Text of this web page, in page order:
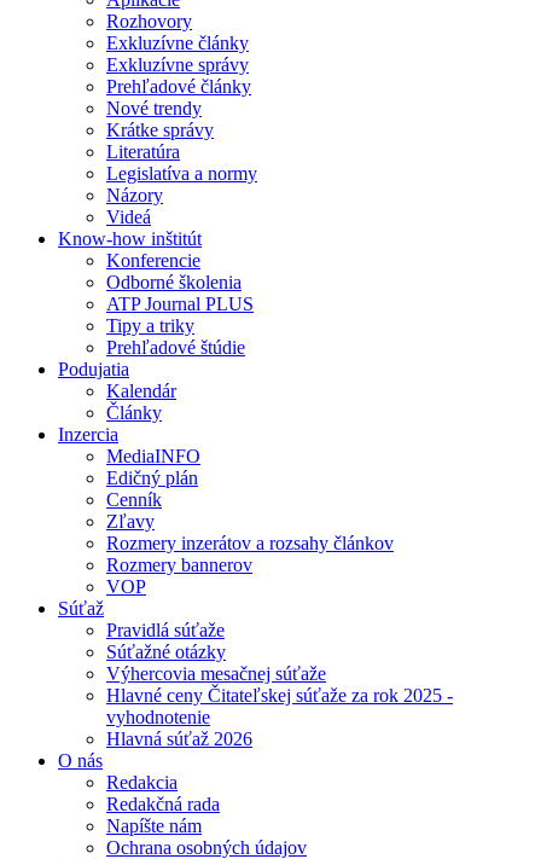
Rozhovory
Exkluzívne články
Exkluzívne správy
Prehľadové články
Nové trendy
Krátke správy
Literatúra
Legislatíva a normy
Názory
Videá
Know-how inštitút
Konferencie
Odborné školenia
ATP Journal PLUS
Tipy a triky
Prehľadové štúdie
Podujatia
Kalendár
Články
Inzercia
MediaINFO
Edičný plán
Cenník
Zľavy
Rozmery inzerátov a rozsahy článkov
Rozmery bannerov
VOP
Súťaž
Pravidlá súťaže
Súťažné otázky
Výhercovia mesačnej súťaže
Hlavné ceny Čitateľskej súťaže za rok 2025 -
vyhodnotenie
Hlavná súťaž 2026
O nás
Redakcia
Redakčná rada
Napíšte nám
Ochrana osobných údajov